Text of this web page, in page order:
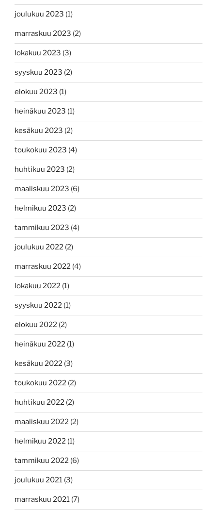
joulukuu 2023 (1)
marraskuu 2023 (2)
lokakuu 2023 (3)
syyskuu 2023 (2)
elokuu 2023 (1)
heinäkuu 2023 (1)
kesäkuu 2023 (2)
toukokuu 2023 (4)
huhtikuu 2023 (2)
maaliskuu 2023 (6)
helmikuu 2023 (2)
tammikuu 2023 (4)
joulukuu 2022 (2)
marraskuu 2022 (4)
lokakuu 2022 (1)
syyskuu 2022 (1)
elokuu 2022 (2)
heinäkuu 2022 (1)
kesäkuu 2022 (3)
toukokuu 2022 (2)
huhtikuu 2022 (2)
maaliskuu 2022 (2)
helmikuu 2022 (1)
tammikuu 2022 (6)
joulukuu 2021 (3)
marraskuu 2021 (7)